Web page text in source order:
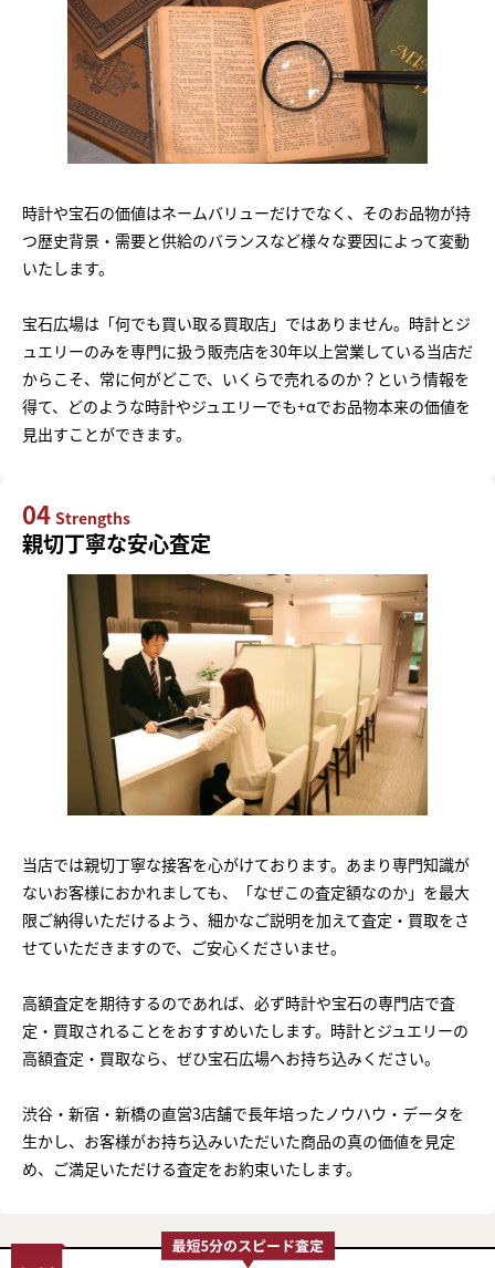
時計や宝石の価値はネームバリューだけでなく、そのお品物が持
つ歴史背景・需要と供給のバランスなど様々な要因によって変動
いたします。
宝石広場は「何でも買い取る買取店」ではありません。時計とジ
ュエリーのみを専門に扱う販売店を30年以上営業している当店だ
からこそ、常に何がどこで、いくらで売れるのか？という情報を
得て、どのような時計やジュエリーでも+αでお品物本来の価値を
見出すことができます。
04 Strengths
親切丁寧な安心査定
当店では親切丁寧な接客を心がけております。あまり専門知識が
ないお客様におかれましても、「なぜこの査定額なのか」を最大
限ご納得いただけるよう、細かなご説明を加えて査定・買取をさ
せていただきますので、ご安心くださいませ。
高額査定を期待するのであれば、必ず時計や宝石の専門店で査
定・買取されることをおすすめいたします。時計とジュエリーの
高額査定・買取なら、ぜひ宝石広場へお持ち込みください。
渋谷・新宿・新橋の直営3店舗で長年培ったノウハウ・データを
生かし、お客様がお持ち込みいただいた商品の真の価値を見定
め、ご満足いただける査定をお約束いたします。
かんたん30秒でお試し査定